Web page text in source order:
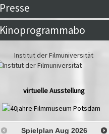
Presse
Kinoprogrammabo
Institut der Filmuniversität
virtuelle Ausstellung
Spielplan Aug 2026